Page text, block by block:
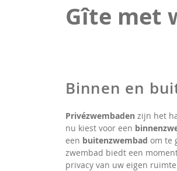
Gîte met
Binnen en
Privézwembaden zijn het
nu kiest voor een
een buitenzwembad om te
zwembad biedt een
privacy van uw eigen